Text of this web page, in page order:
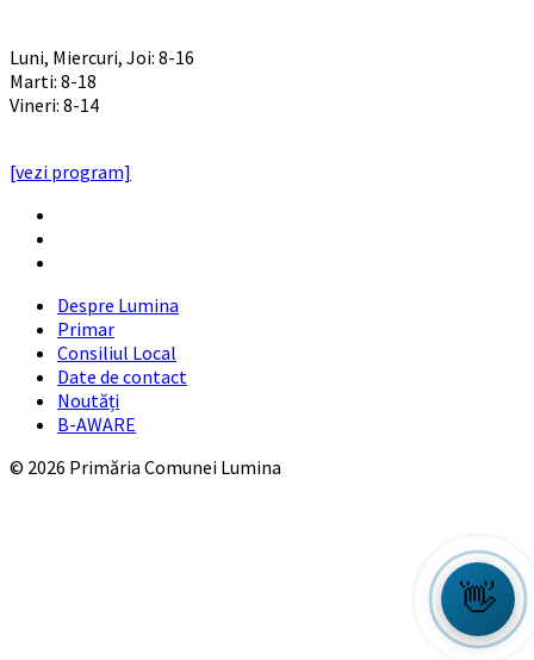
Luni, Miercuri, Joi: 8-16
Marti: 8-18
Vineri: 8-14
[vezi program]
Despre Lumina
Primar
Consiliul Local
Date de contact
Noutăți
B-AWARE
© 2026 Primăria Comunei Lumina
👋